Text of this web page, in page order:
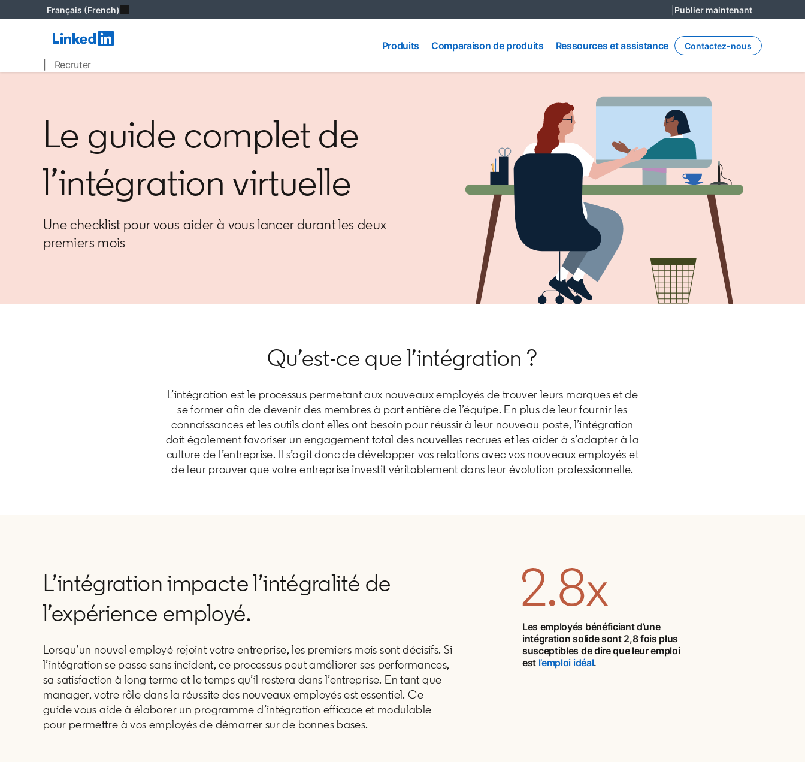
Français (French) Publier maintenant
| Recruter
Produits
Produits
Comparaison
de produits
Comparaison de produits
et
Ressources et assistance Contactez-nous
Le guide complet de
l’intégration virtuelle
Une checklist pour vous aider à vous lancer durant les deux
premiers mois
Qu’est-ce que l’intégration ?
L’intégration est le processus permetant aux nouveaux employés de trouver leurs marques et de
se former afin de devenir des membres à part entière de l’équipe. En plus de leur fournir les
connaissances et les outils dont elles ont besoin pour réussir à leur nouveau poste, l’intégration
doit également favoriser un engagement total des nouvelles recrues et les aider à s’adapter à la
culture de l’entreprise. Il s’agit donc de développer vos relations avec vos nouveaux employés et
de leur prouver que votre entreprise investit véritablement dans leur évolution professionnelle.
L’intégration impacte l’intégralité de
l’expérience employé.
Lorsqu’un nouvel employé rejoint votre entreprise, les premiers mois sont décisifs. Si
l’intégration se passe sans incident, ce processus peut améliorer ses performances,
sa satisfaction à long terme et le temps qu’il restera dans l’entreprise. En tant que
manager, votre rôle dans la réussite des nouveaux employés est essentiel. Ce
guide vous aide à élaborer un programme d’intégration efficace et modulable
pour permettre à vos employés de démarrer sur de bonnes bases.
Les employés bénéficiant d’une
intégration solide sont 2,8 fois plus
susceptibles de dire que leur emploi
est l’emploi idéalopens in a new tab
.